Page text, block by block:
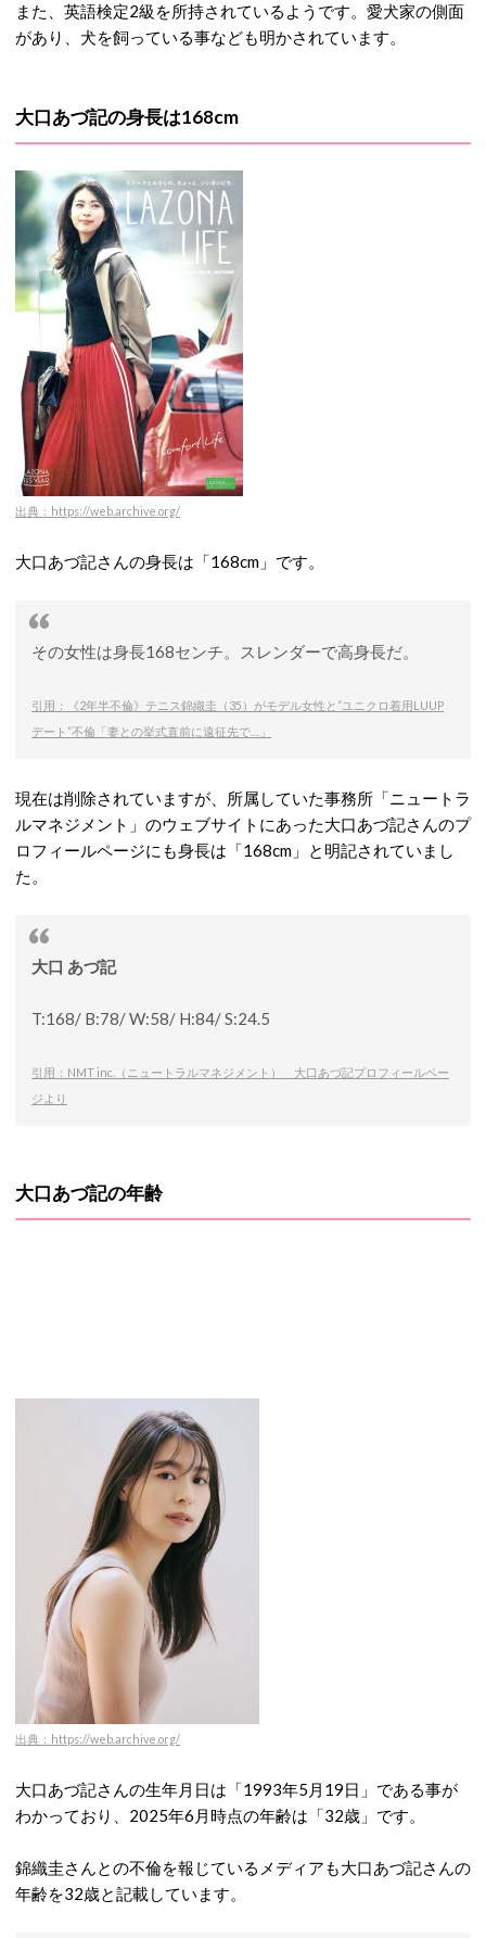
また、英語検定2級を所持されているようです。愛犬家の側面
があり、犬を飼っている事なども明かされています。
大口あづ記の身長は168cm
出典：https://web.archive.org/
大口あづ記さんの身長は「168cm」です。
その女性は身長168センチ。スレンダーで高身長だ。
引用：《2年半不倫》テニス錦織圭（35）がモデル女性と“ユニクロ着用LUUP
デート”不倫「妻との挙式直前に遠征先で…」
現在は削除されていますが、所属していた事務所「ニュートラ
ルマネジメント」のウェブサイトにあった大口あづ記さんのプ
ロフィールページにも身長は「168cm」と明記されていまし
た。
大口 あづ記
T:168/ B:78/ W:58/ H:84/ S:24.5
引用：NMT inc.（ニュートラルマネジメント） 大口あづ記プロフィールペー
ジより
大口あづ記の年齢
出典：https://web.archive.org/
大口あづ記さんの生年月日は「1993年5月19日」である事が
わかっており、2025年6月時点の年齢は「32歳」です。
錦織圭さんとの不倫を報じているメディアも大口あづ記さんの
年齢を32歳と記載しています。